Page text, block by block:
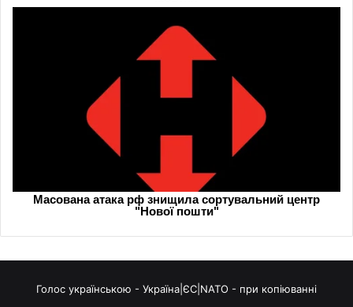
Голос українською - Україна|ЄС|NATO - при копіюванні